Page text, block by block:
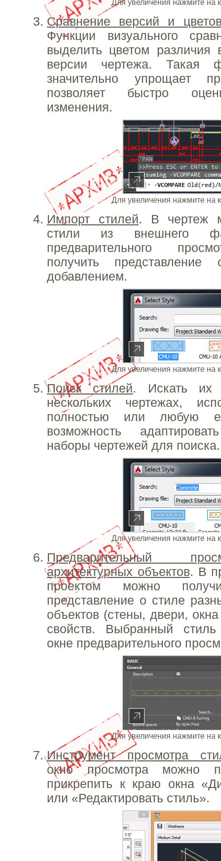
Для увеличения нажмите на
Сравнение версий и
Функции визуального
выделить цветом различия
версии чертежа. Такая
значительно упрощает
позволяет быстро
изменения.
Для увеличения нажмите на
Импорт стилей. В чертеж
стили из внешнего
предварительного
получить
добавлением.
Для увеличения нажмите на
Поиск стилей. Искать их
нескольких чертежах,
полностью или любую
возможность
наборы чертежей для поиска.
Для увеличения нажмите на
Предварительный
архитектурных объектов. В
проектом можно
представление о стиле
объектов (стены, двери,
свойств. Выбранный
окне предварительного
Для увеличения нажмите на
Инструмент просмотра
окно просмотра можно
прикрепить к краю окна
или «Редактировать стиль».